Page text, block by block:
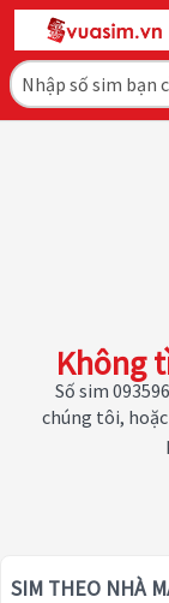
Không
Số sim
chúng tôi,
SIM THEO NHÀ